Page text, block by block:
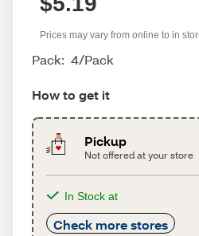
Prices may vary from online to in
Pack: 4/Pack
How to get it
Pickup
Not offered at your store
In Stock at
Check more stores